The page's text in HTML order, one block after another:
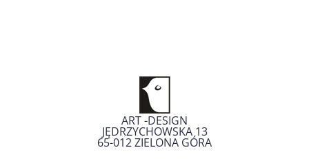
ART -DESIGN
JĘDRZYCHOWSKA 13
65-012ZIELONA GÓRA